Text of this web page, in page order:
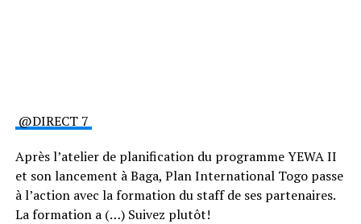
@DIRECT 7
Après l’atelier de planification du programme YEWA II
et son lancement à Baga, Plan International Togo passe
à l’action avec la formation du staff de ses partenaires.
La formation a (…) Suivez plutôt!